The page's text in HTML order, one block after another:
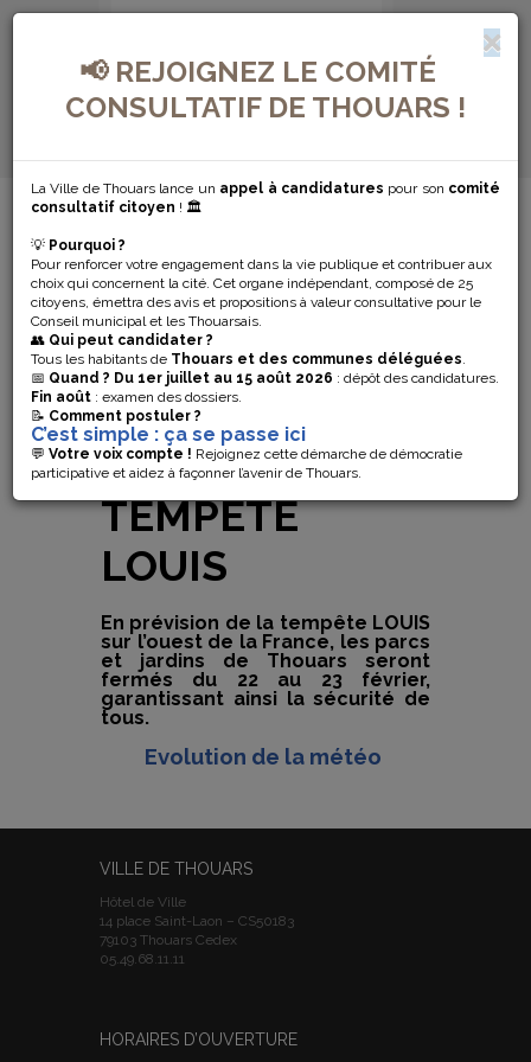
📢 REJOIGNEZ LE COMITÉ
CONSULTATIF DE THOUARS !
La Ville de Thouars lance un appel à candidatures pour son comité
consultatif citoyen ! 🏛️
💡 Pourquoi ?
Pour renforcer votre engagement dans la vie publique et contribuer aux
choix qui concernent la cité. Cet organe indépendant, composé de 25
citoyens, émettra des avis et propositions à valeur consultative pour le
Conseil municipal et les Thouarsais.
👥 Qui peut candidater ?
Tous les habitants de Thouars et des communes déléguées.
📅 Quand ? Du 1er juillet au 15 août 2026 : dépôt des candidatures.
Fin août : examen des dossiers.
📝 Comment postuler ?
C’est simple : ça se passe ici
💬 Votre voix compte ! Rejoignez cette démarche de démocratie
participative et aidez à façonner l’avenir de Thouars.
MENU DE NAVIGATION...
FERMETURE
DES PARCS ET
JARDINS DE
THOUARS EN
RAISON DE LA
TEMPÊTE
LOUIS
En prévision de la tempête LOUIS
sur l’ouest de la France, les parcs
et jardins de Thouars seront
fermés du 22 au 23 février,
garantissant ainsi la sécurité de
tous.
Evolution de la météo
VILLE DE THOUARS
Hôtel de Ville
14 place Saint-Laon – CS50183
79103 Thouars Cedex
05.49.68.11.11
HORAIRES D’OUVERTURE